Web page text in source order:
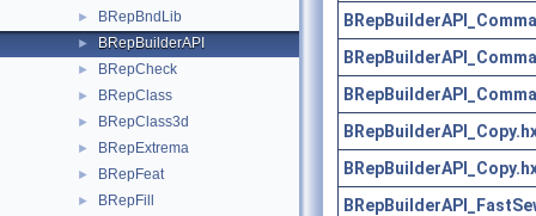
► BRepBndLib
► BRepBuilderAPI
► BRepCheck
► BRepClass
► BRepClass3d
► BRepExtrema
► BRepFeat
► BRepFill